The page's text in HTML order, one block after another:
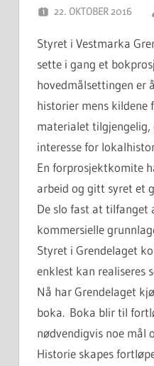
22. OKTOBER 2016
Styret i Vestmarka
sette i gang et
hovedmålsettingen er
historier mens
materialet
interesse for
En forprosjektkomite
arbeid og gitt syret et
De slo fast at tilfanget
kommersielle
Styret i Grendelaget
enklest kan realiseres
Nå har Grendelaget
boka. Boka blir til
nødvendigvis noe mål
Historie skapes